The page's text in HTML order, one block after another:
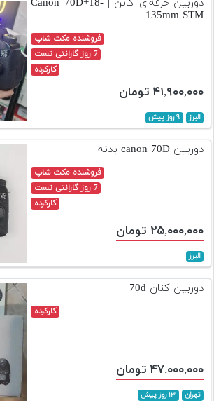
مکث
دوم
لیست
قیمت
دوربین
دوربین حرفه‌ای کانن | Canon 70D+18-
135mm STM
فروشنده مکث شاپ
7 روز گارانتی تست
کارکرده
۴۱,۹۰۰,۰۰۰ تومان
البرز ۹ روز پیش
دوربین canon 70D بدنه
فروشنده مکث شاپ
7 روز گارانتی تست
کارکرده
۲۵,۰۰۰,۰۰۰ تومان
البرز
دوربین کنان 70d
کارکرده
۴۷,۰۰۰,۰۰۰ تومان
تهران ۱۳ روز پیش